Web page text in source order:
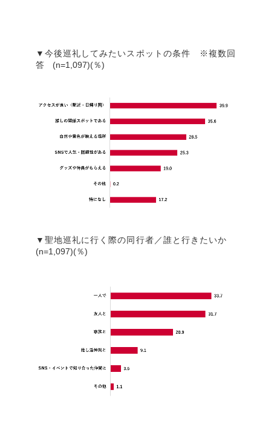
▼今後巡礼してみたいスポットの条件 ※複数回
答 (n=1,097)(％)
▼聖地巡礼に行く際の同行者／誰と行きたいか
(n=1,097)(％)